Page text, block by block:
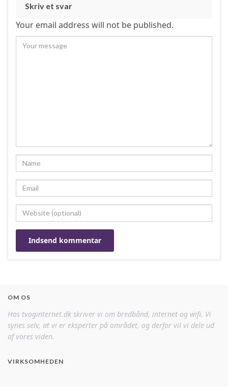
Skriv et svar
Your email address will not be published.
OM OS
Hos tvoginternet.dk skriver vi om bredbånd, internet og wifi. Vi
synes selv, at vi er eksperter på området, og derfor vil vi dele ud
af vores viden.
VIRKSOMHEDEN